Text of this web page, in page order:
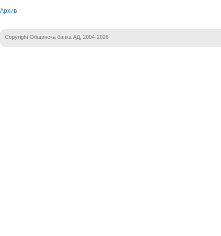
Архив
Copyright Общинска банка АД, 2004-2026